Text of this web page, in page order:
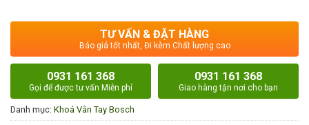
TƯ VẤN & ĐẶT HÀNG
Báo giá tốt nhất, Đi kèm Chất lượng cao
0931 161 368
Gọi để được tư vấn Miễn phí
0931 161 368
Giao hàng tận nơi cho bạn
Danh mục: Khoá Vân Tay Bosch